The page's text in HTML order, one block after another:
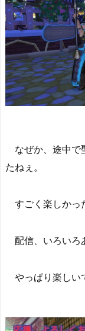
なぜか、途中で
たねぇ。
すごく楽しかっ
配信、いろいろ
やっぱり楽しい